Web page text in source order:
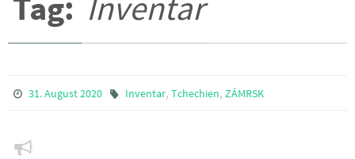
Tag: Inventar
31. August 2020 Inventar, Tchechien, ZÁMRSK